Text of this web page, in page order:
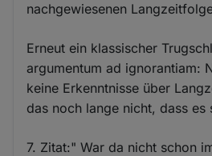
nachgewiesenen
Erneut ein klassischer
argumentum ad ignorantiam:
keine Erkenntnisse über
das noch lange nicht, dass es
7. Zitat:" War da nicht schon